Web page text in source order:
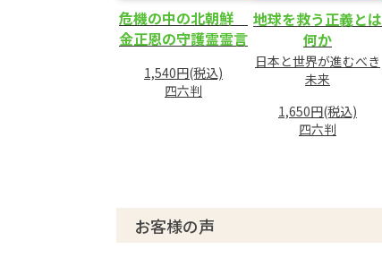
危機の中の北朝鮮
金正恩の守護霊霊言
1,540円(税込)
四六判
地球を救う正義とは
何か
日本と世界が進むべき
未来
1,650円(税込)
四六判
お客様の声